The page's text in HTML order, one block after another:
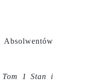
Tom 1 Stan i